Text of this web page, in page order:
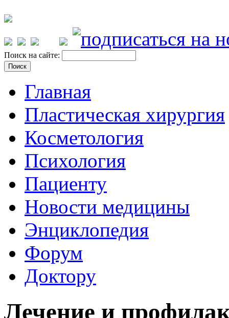
Поиск на сайте:
Главная
Пластическая хирургия
Косметология
Психология
Пациенту
Новости медицины
Энциклопедия
Форум
Доктору
Лечение и